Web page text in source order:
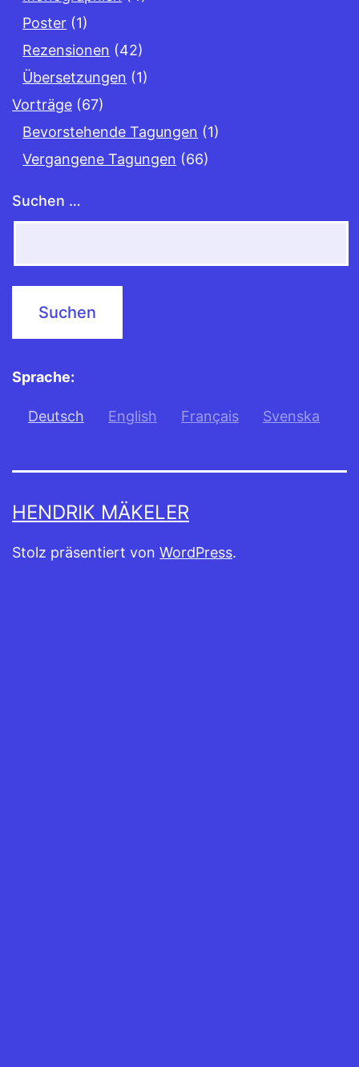
Poster (1)
Rezensionen (42)
Übersetzungen (1)
Vorträge (67)
Bevorstehende Tagungen (1)
Vergangene Tagungen (66)
Suchen …
Sprache:
Deutsch English Français Svenska
HENDRIK MÄKELER
Stolz präsentiert von WordPress.